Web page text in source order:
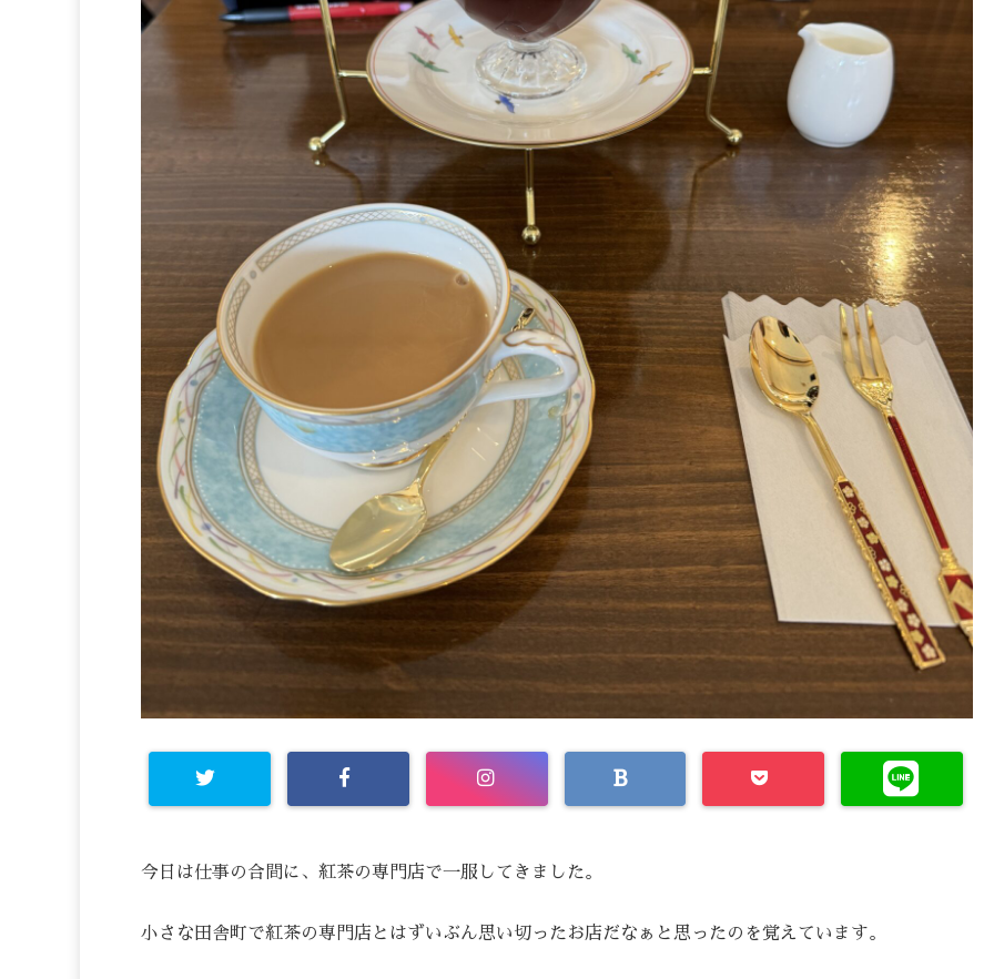
今日は仕事の合間に、紅茶の専門店で一服してきました。
小さな田舎町で紅茶の専門店とはずいぶん思い切ったお店だなぁと思ったのを覚えています。